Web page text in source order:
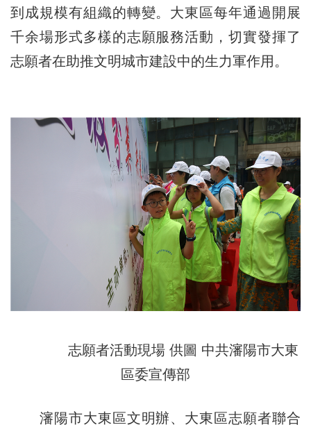
到成規模有組織的轉變。大東區每年通過開展
千余場形式多樣的志願服務活動，切實發揮了
志願者在助推文明城市建設中的生力軍作用。
志願者活動現場 供圖 中共瀋陽市大東
區委宣傳部
瀋陽市大東區文明辦、大東區志願者聯合